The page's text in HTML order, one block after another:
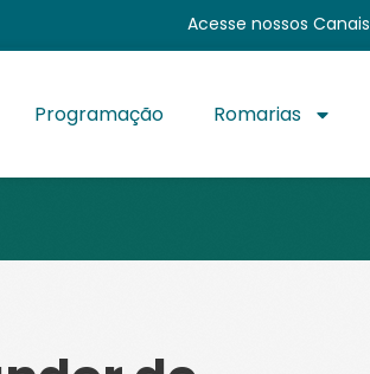
Acesse nossos Canais
Programação Romarias